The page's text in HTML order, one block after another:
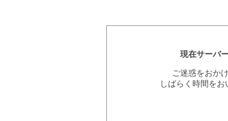
現在サーバ
ご迷惑をおか
しばらく時間を